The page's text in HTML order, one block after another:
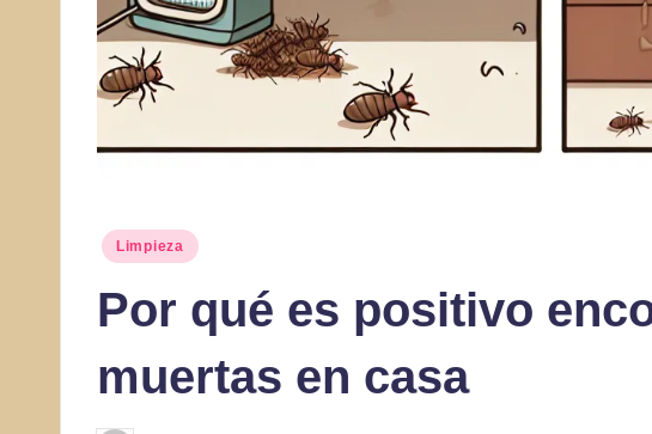
Publicado
Limpieza
Por qué es positivo
muertas en casa